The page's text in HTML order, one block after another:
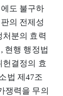
도 불구하
의 전제성
분의 효력
현행 행정법
결정의 효
법 제47조
쟁력을 무의